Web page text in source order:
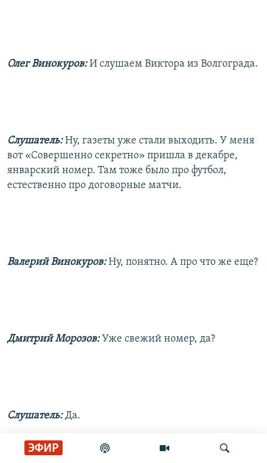
ЭФИР
Олег Винокуров: И слушаем Виктора из Волгограда.
Слушатель: Ну, газеты уже стали выходить. У меня
вот «Совершенно секретно» пришла в декабре,
январский номер. Там тоже было про футбол,
естественно про договорные матчи.
Валерий Винокуров: Ну, понятно. А про что же еще?
Дмитрий Морозов: Уже свежий номер, да?
Слушатель: Да.